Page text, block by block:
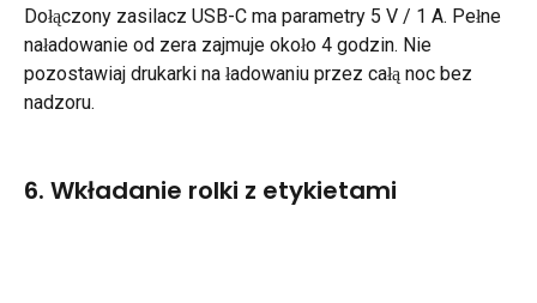
Dołączony zasilacz USB-C ma parametry 5 V / 1 A. Pełne
naładowanie od zera zajmuje około 4 godzin. Nie
pozostawiaj drukarki na ładowaniu przez całą noc bez
nadzoru.
6. Wkładanie rolki z etykietami